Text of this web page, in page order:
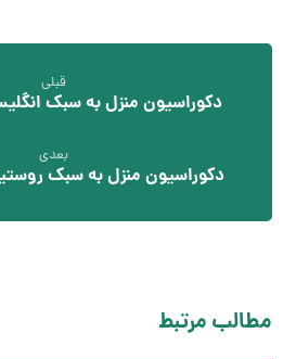
قبلی
دکوراسیون منزل به سبک
بعدی
دکوراسیون منزل به سبک
مطالب مرتبط